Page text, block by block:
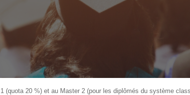
(quota 20 %) et au Master 2 (pour les diplômés du système